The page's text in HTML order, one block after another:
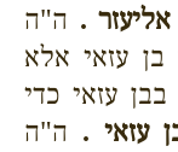
. ה"ה
בן עזאי אלא
עזאי כדי
עזאי . ה"ה